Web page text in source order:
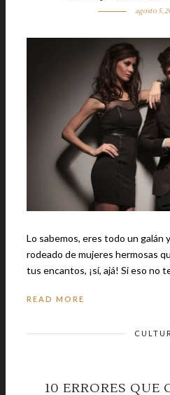
agosto 5,
Lo sabemos, eres todo un galán
rodeado de mujeres hermosas
tus encantos, ¡sí,
READ MORE
10 ERRORES QUE